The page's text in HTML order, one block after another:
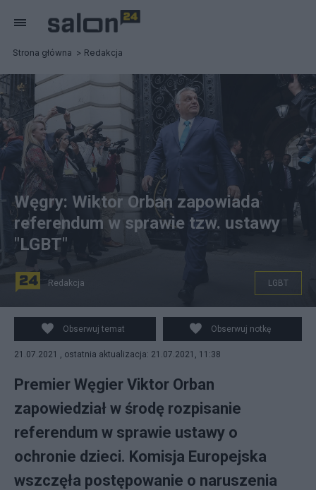
Strona główna Redakcja
Wiktor Orban, premier Wegier zapowiedział referendum
w sprawie tzw. ustawie o LGBTFot: Flickr/number10gov
Węgry: Wiktor Orban zapowiada
referendum w sprawie tzw. ustawy
"LGBT"
Redakcja LGBT
Obserwuj temat Obserwuj notkę
21.07.2021 , ostatnia aktualizacja: 21.07.2021, 11:38
Premier Węgier Viktor Orban
zapowiedział w środę rozpisanie
referendum w sprawie ustawy o
ochronie dzieci. Komisja Europejska
wszczęła postępowanie o naruszenia